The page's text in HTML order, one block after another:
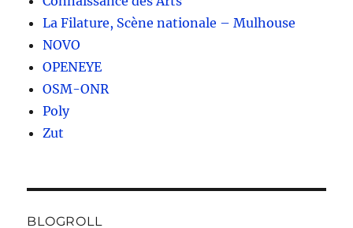
La Filature, Scène nationale – Mulhouse
NOVO
OPENEYE
OSM-ONR
Poly
Zut
BLOGROLL